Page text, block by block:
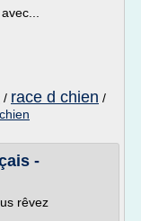
/ race d chien /
-
rêvez